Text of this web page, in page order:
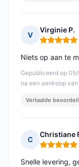
V
Virginie P.
Gepubliceerd op
na een aankoop
Niets op aan te
Vertaalde
C
Christiane
Snelle levering,